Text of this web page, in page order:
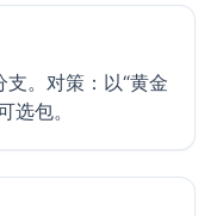
。对策：以“黄金
选包。